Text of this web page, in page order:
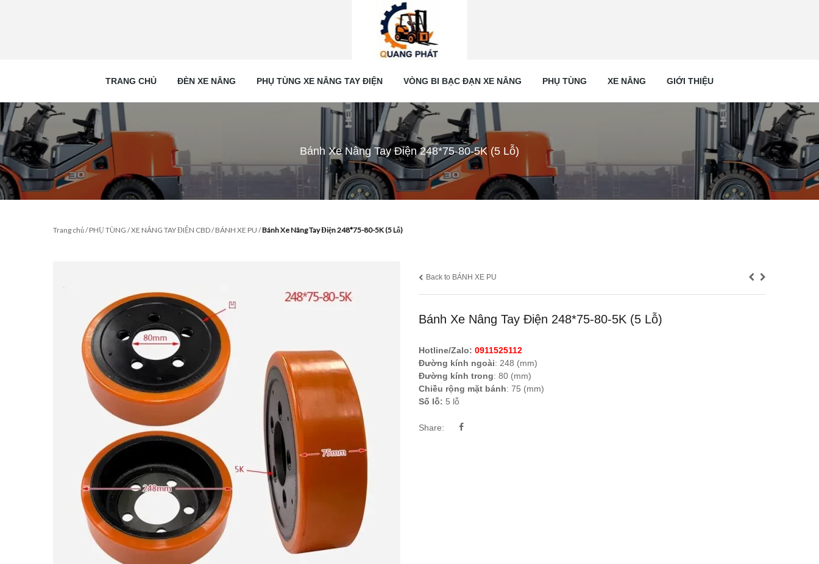
TRANG CHỦ ĐÈN XE NÂNG PHỤ TÙNG XE NÂNG TAY ĐIỆN VÒNG BI BẠC ĐẠN XE NÂNG PHỤ TÙNG XE NÂNG GIỚI THIỆU
Bánh Xe Nâng Tay Điện 248*75-80-5K (5 Lỗ)
Trang chủ/PHỤ TÙNG /XE NÂNG TAY ĐIỆN CBD/BÁNH XE PU /Bánh Xe Nâng Tay Điện 248*75-80-5K (5 Lỗ)
Back to BÁNH XE PU
Bánh Xe Nâng Tay Điện 248*75-80-5K (5 Lỗ)
Hotline/Zalo: 0911525112
Đường kính ngoài: 248 (mm)
Đường kính trong: 80 (mm)
Chiều rộng mặt bánh: 75 (mm)
Số lỗ: 5 lỗ
Share: